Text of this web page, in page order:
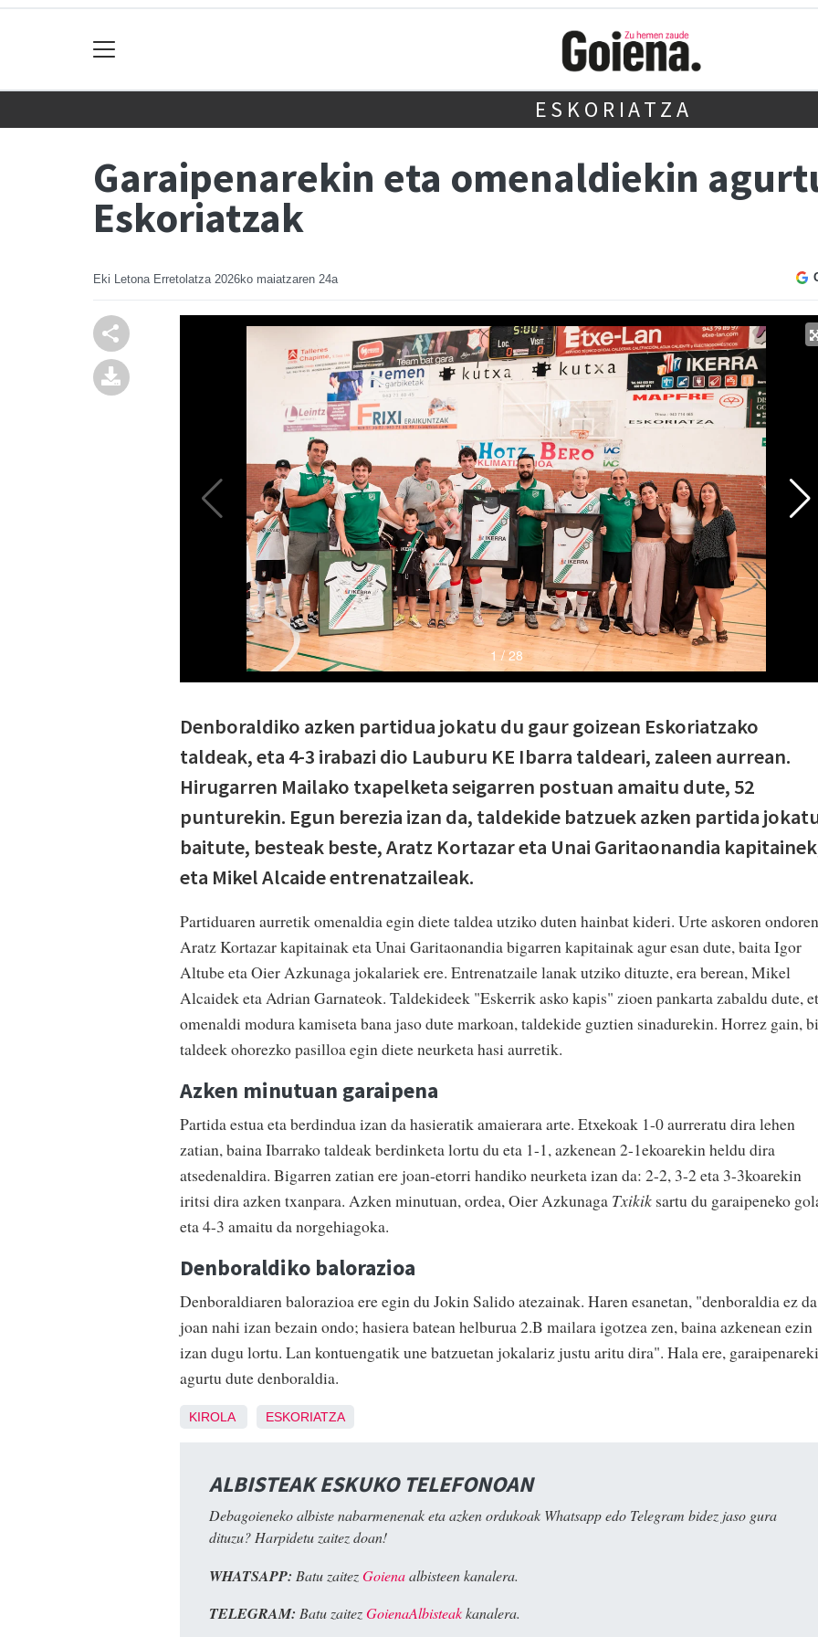
ESKORIATZA
Garaipenarekin eta omenaldiekin
Eskoriatzak
Eki Letona Erretolatza 2026ko maiatzaren 24a
Denboraldiko azken partidua jokatu du gaur goizean Eskoriatzako
taldeak, eta 4-3 irabazi dio Lauburu KE Ibarra taldeari, zaleen aurrean.
Hirugarren Mailako txapelketa seigarren postuan amaitu dute, 52
punturekin. Egun berezia izan da, taldekide batzuekazken partida
baitute, besteak beste,Aratz Kortazareta Unai Garitaonandia
eta Mikel Alcaide entrenatzaileak.
Partiduaren aurretik omenaldia egin diete taldea utziko duten hainbat kideri. Urte askoren
Aratz Kortazar kapitainak eta Unai Garitaonandia bigarren kapitainak agur esan dute, baita Igor
Altube eta Oier Azkunaga jokalariek ere. Entrenatzaile lanak utziko dituzte, era berean, Mikel
Alcaidek eta Adrian Garnateok. Taldekideek "Eskerrik asko kapis" zioen pankarta zabaldu dute,
omenaldi modura kamiseta bana jaso dute markoan, taldekide guztien sinadurekin. Horrez gain, bi
taldeek ohorezko pasilloa egin diete neurketa hasi aurretik.
Azken minutuan garaipena
Partida estua eta berdindua izan da hasieratik amaierara arte. Etxekoak 1-0 aurreratu dira lehen
zatian, baina Ibarrako taldeak berdinketa lortu du eta 1-1, azkenean 2-1ekoarekin heldu dira
atsedenaldira. Bigarren zatian ere joan-etorri handiko neurketa izan da: 2-2, 3-2 eta 3-3koarekin
iritsi dira azken txanpara. Azken minutuan, ordea, Oier Azkunaga Txikik sartu du garaipeneko
eta 4-3 amaitu da norgehiagoka.
Denboraldiko balorazioa
Denboraldiaren balorazioa ere egin du Jokin Salido atezainak. Haren esanetan, "denboraldia ez da
joan nahi izan bezain ondo; hasiera batean helburua 2.B mailara igotzea zen, baina azkenean ezin
izan dugu lortu. Lan kontuengatik une batzuetan jokalariz justu aritu dira". Hala ere,
agurtu dute denboraldia.
KIROLA ESKORIATZA
ALBISTEAK ESKUKO TELEFONOAN
Debagoieneko albiste nabarmenenak eta azken ordukoak Whatsapp edo Telegram bidez jaso gura
dituzu? Harpidetu zaitez doan!
WHATSAPP: Batu zaitezGoienaalbisteen kanalera.
TELEGRAM: Batu zaitezGoienaAlbisteakkanalera.